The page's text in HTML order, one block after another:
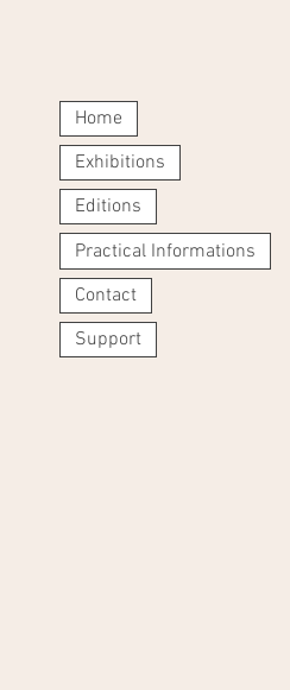
Home
Exhibitions
Editions
Practical Informations
Contact
Support